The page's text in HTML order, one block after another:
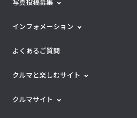
写真投稿募集
インフォメーション
よくあるご質問
クルマと楽しむサイト
クルマサイト